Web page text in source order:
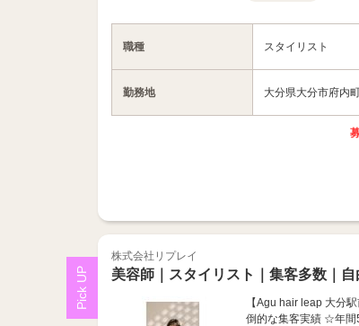
職種 スタイリスト
勤務地 大分県大分市府内
株式会社リプレイ
美容師｜スタイリスト｜集客多数｜自
【Agu hair leap 大分
倒的な集客実績 ☆年